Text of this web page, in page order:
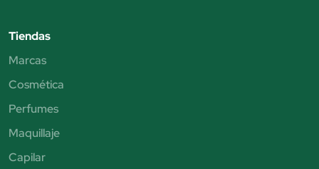
Tiendas
Marcas
Cosmética
Perfumes
Maquillaje
Capilar